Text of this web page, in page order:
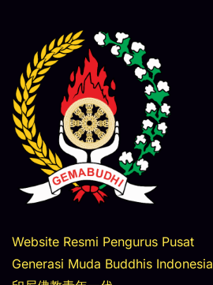
Website Resmi Pengurus Pusat
Generasi Muda Buddhis Indonesia